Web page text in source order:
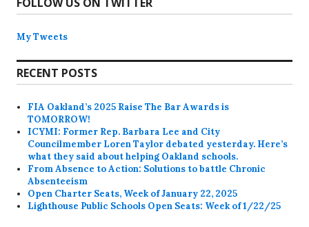
My Tweets
RECENT POSTS
FIA Oakland’s 2025 Raise The Bar Awards is
TOMORROW!
ICYMI: Former Rep. Barbara Lee and City
Councilmember Loren Taylor debated yesterday. Here’s
what they said about helping Oakland schools.
From Absence to Action: Solutions to battle Chronic
Absenteeism
Open Charter Seats, Week of January 22, 2025
Lighthouse Public Schools Open Seats: Week of 1/22/25